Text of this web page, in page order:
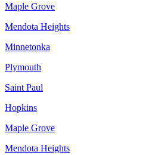
Maple Grove
Mendota Heights
Minnetonka
Plymouth
Saint Paul
Hopkins
Maple Grove
Mendota Heights